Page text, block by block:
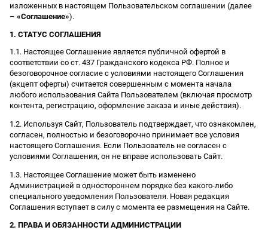
изложенных в настоящем Пользовательском соглашении (далее
– «Соглашение»).
1. СТАТУС СОГЛАШЕНИЯ
1.1. Настоящее Соглашение является публичной офертой в
соответствии со ст. 437 Гражданского кодекса РФ. Полное и
безоговорочное согласие с условиями настоящего Соглашения
(акцепт оферты) считается совершенным с момента начала
любого использования Сайта Пользователем (включая просмотр
контента, регистрацию, оформление заказа и иные действия).
1.2. Используя Сайт, Пользователь подтверждает, что ознакомлен,
согласен, полностью и безоговорочно принимает все условия
настоящего Соглашения. Если Пользователь не согласен с
условиями Соглашения, он не вправе использовать Сайт.
1.3. Настоящее Соглашение может быть изменено
Администрацией в одностороннем порядке без какого-либо
специального уведомления Пользователя. Новая редакция
Соглашения вступает в силу с момента ее размещения на Сайте.
2. ПРАВА И ОБЯЗАННОСТИ АДМИНИСТРАЦИИ